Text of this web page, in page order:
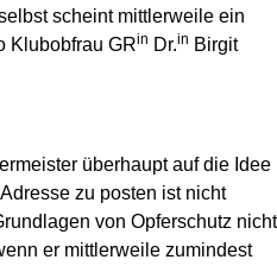
scheint mittlerweile ein
Klubobfrau GRin Dr.in Birgit
überhaupt auf die Idee
zu posten ist nicht
von Opferschutz nicht
er mittlerweile zumindest